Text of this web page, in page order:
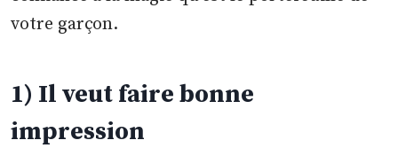
votre garçon.
1) Il veut faire bonne
impression